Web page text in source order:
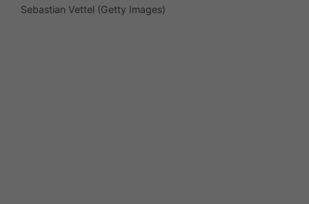
Sebastian Vettel (Getty Images)